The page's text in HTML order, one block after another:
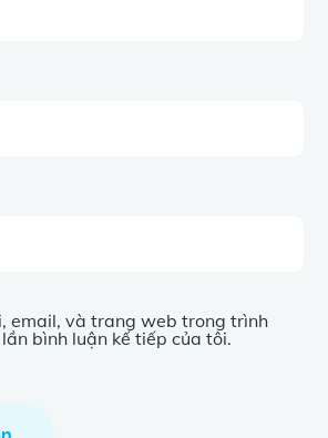
email, và trang web trong trình
bình luận kế tiếp của tôi.